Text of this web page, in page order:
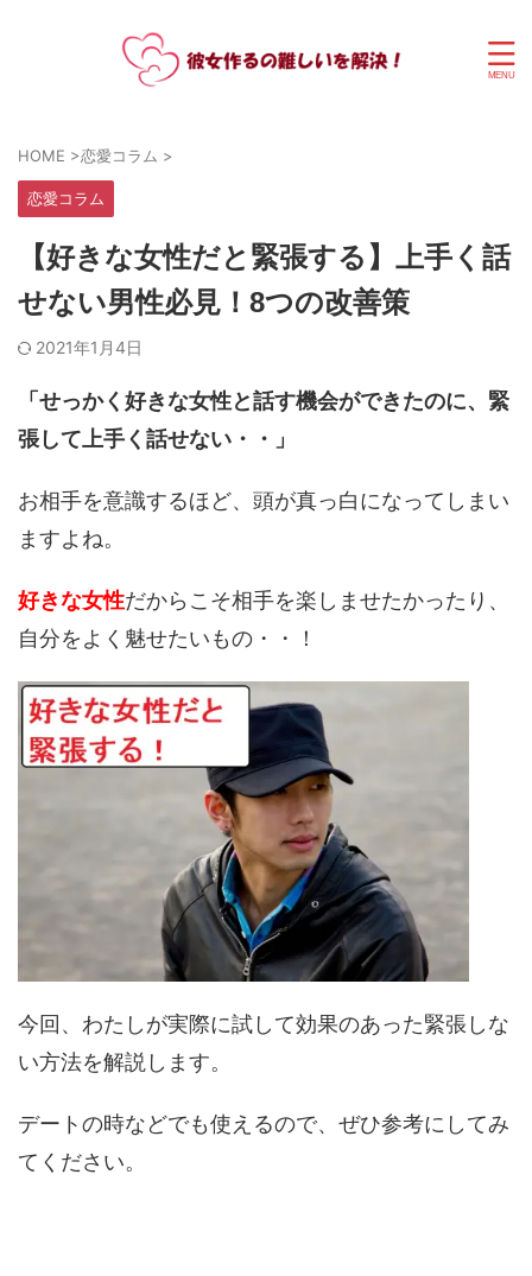
HOME >恋愛コラム >
恋愛コラム
【好きな女性だと緊張する】上手く話
せない男性必見！8つの改善策
2021年1月4日
「せっかく好きな女性と話す機会ができたのに、緊
張して上手く話せない・・」
お相手を意識するほど、頭が真っ白になってしまい
ますよね。
好きな女性だからこそ相手を楽しませたかったり、
自分をよく魅せたいもの・・！
今回、わたしが実際に試して効果のあった緊張しな
い方法を解説します。
デートの時などでも使えるので、ぜひ参考にしてみ
てください。